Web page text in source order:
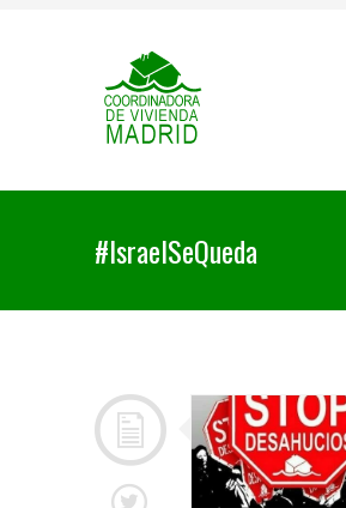
#IsraelSeQueda